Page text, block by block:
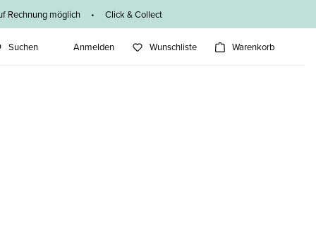
Rechnung möglich • Click & Collect
Suchen Anmelden Wunschliste Warenkorb